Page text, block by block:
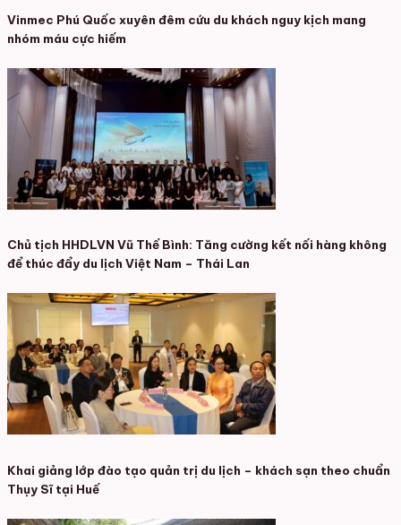
Vinmec Phú Quốc xuyên đêm cứu du khách nguy kịch mang
nhóm máu cực hiếm
Chủ tịch HHDLVN Vũ Thế Bình: Tăng cường kết nối hàng không
để thúc đẩy du lịch Việt Nam – Thái Lan
Khai giảng lớp đào tạo quản trị du lịch – khách sạn theo chuẩn
Thụy Sĩ tại Huế